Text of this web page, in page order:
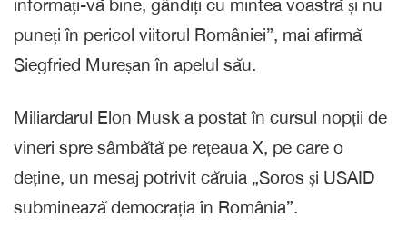
informați-vă bine, gândiți cu mintea voastră și nu
puneți în pericol viitorul României”, mai afirmă
Siegfried Mureșan în apelul său.
Miliardarul Elon Musk a postat în cursul nopții de
vineri spre sâmbătă pe rețeaua X, pe care o
deține, un mesaj potrivit căruia „Soros și USAID
subminează democrația în România”.